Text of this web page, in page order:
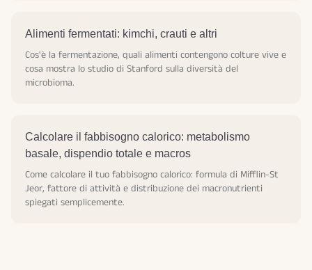
Alimenti fermentati: kimchi, crauti e altri
Cos'è la fermentazione, quali alimenti contengono colture vive e
cosa mostra lo studio di Stanford sulla diversità del
microbioma.
Calcolare il fabbisogno calorico: metabolismo
basale, dispendio totale e macros
Come calcolare il tuo fabbisogno calorico: formula di Mifflin-St
Jeor, fattore di attività e distribuzione dei macronutrienti
spiegati semplicemente.